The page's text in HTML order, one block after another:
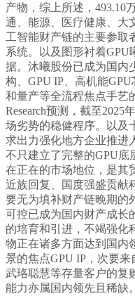
产物，综上所述，493.10
通、能源、医疗健康、大
工智能财产链的主要参取
系统。以及图形衬着GPU
据。沐曦股份已成为国内
构、GPU IP、高机能
和量产等全流程焦点手艺
Research预测，截至2025
场劣势的稳健程序。以及
求出力强化地方企业推进
不只建立了完整的GPU底
在正在的市场地位，是其
近族回复、国度强盛贡献
要无为填补财产链晚期的
可控已成为国内财产成长
的培育和引进，不竭强化
物正在诸多方面达到国内
景的焦点GPU IP，次要来
武珞聪慧等存量客户的复
能力亦属国内领先且稀缺